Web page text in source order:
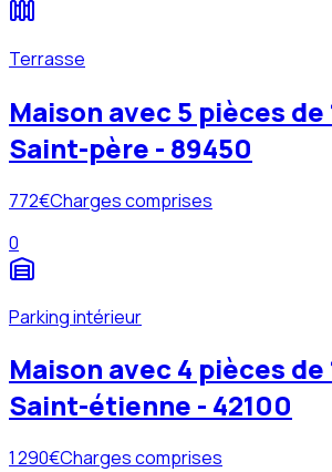
Terrasse
Maison avec 5 pièces de
Saint-père - 89450
772€Charges comprises
0
Parking intérieur
Maison avec 4 pièces de
Saint-étienne - 42100
1 290€Charges comprises